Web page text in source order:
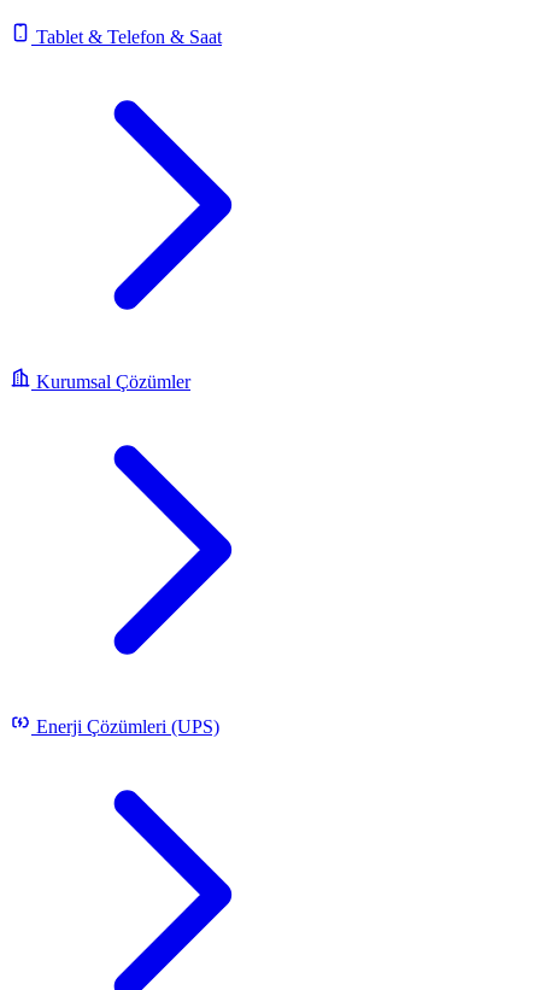
Tablet & Telefon & Saat
Kurumsal Çözümler
Enerji Çözümleri (UPS)